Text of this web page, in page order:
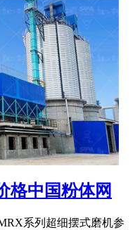
格中国粉体网
系列超细摆式磨机参